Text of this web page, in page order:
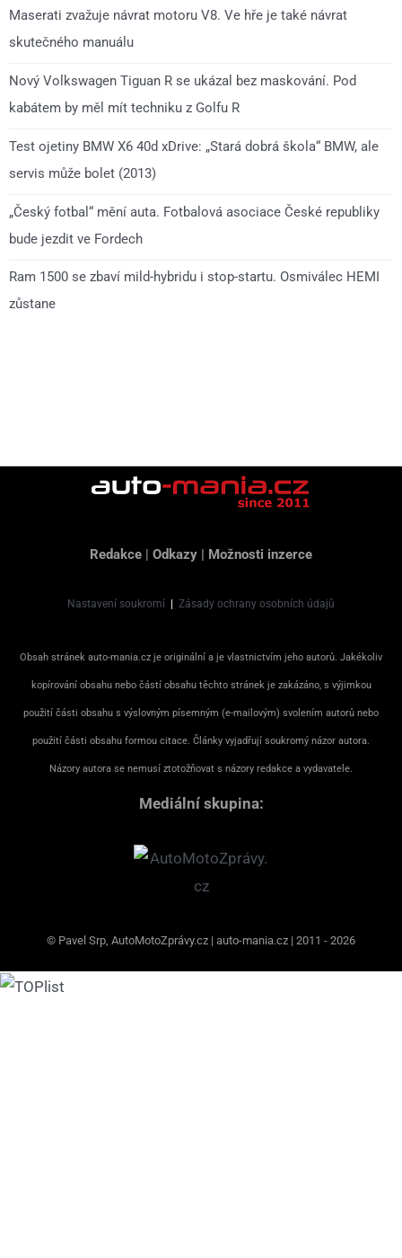
Maserati zvažuje návrat motoru V8. Ve hře je také návrat
skutečného manuálu
Nový Volkswagen Tiguan R se ukázal bez maskování. Pod
kabátem by měl mít techniku z Golfu R
Test ojetiny BMW X6 40d xDrive: „Stará dobrá škola“ BMW, ale
servis může bolet (2013)
„Český fotbal“ mění auta. Fotbalová asociace České republiky
bude jezdit ve Fordech
Ram 1500 se zbaví mild-hybridu i stop-startu. Osmiválec HEMI
zůstane
Redakce | Odkazy | Možnosti inzerce
Nastavení soukromí Zásady ochrany osobních údajů
Obsah stránek auto-mania.cz je originální a je vlastnictvím jeho autorů. Jakékoliv
kopírování obsahu nebo částí obsahu těchto stránek je zakázáno, s výjimkou
použití části obsahu s výslovným písemným (e-mailovým) svolením autorů nebo
použití části obsahu formou citace. Články vyjadřují soukromý názor autora.
Názory autora se nemusí ztotožňovat s názory redakce a vydavatele.
Mediální skupina:
© Pavel Srp, AutoMotoZprávy.cz | auto-mania.cz | 2011 - 2026